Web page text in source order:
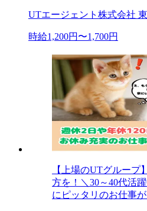
UTエージェント株式会社
時給1,200円〜1,700円
【上場のUTグループ
方を！＼30～40代活
にピッタリのお仕事